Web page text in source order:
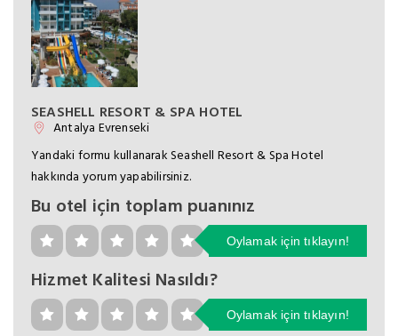
SEASHELL RESORT & SPA HOTEL
Antalya Evrenseki
Yandaki formu kullanarak Seashell Resort & Spa Hotel
hakkında yorum yapabilirsiniz.
Bu otel için toplam puanınız
Oylamak için tıklayın!
Hizmet Kalitesi Nasıldı?
Oylamak için tıklayın!